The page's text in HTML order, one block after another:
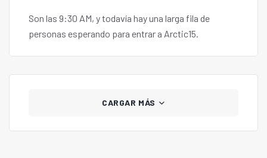
Son las 9:30 AM, y todavía hay una larga fila de
personas esperando para entrar a Arctic15.
CARGAR MÁS